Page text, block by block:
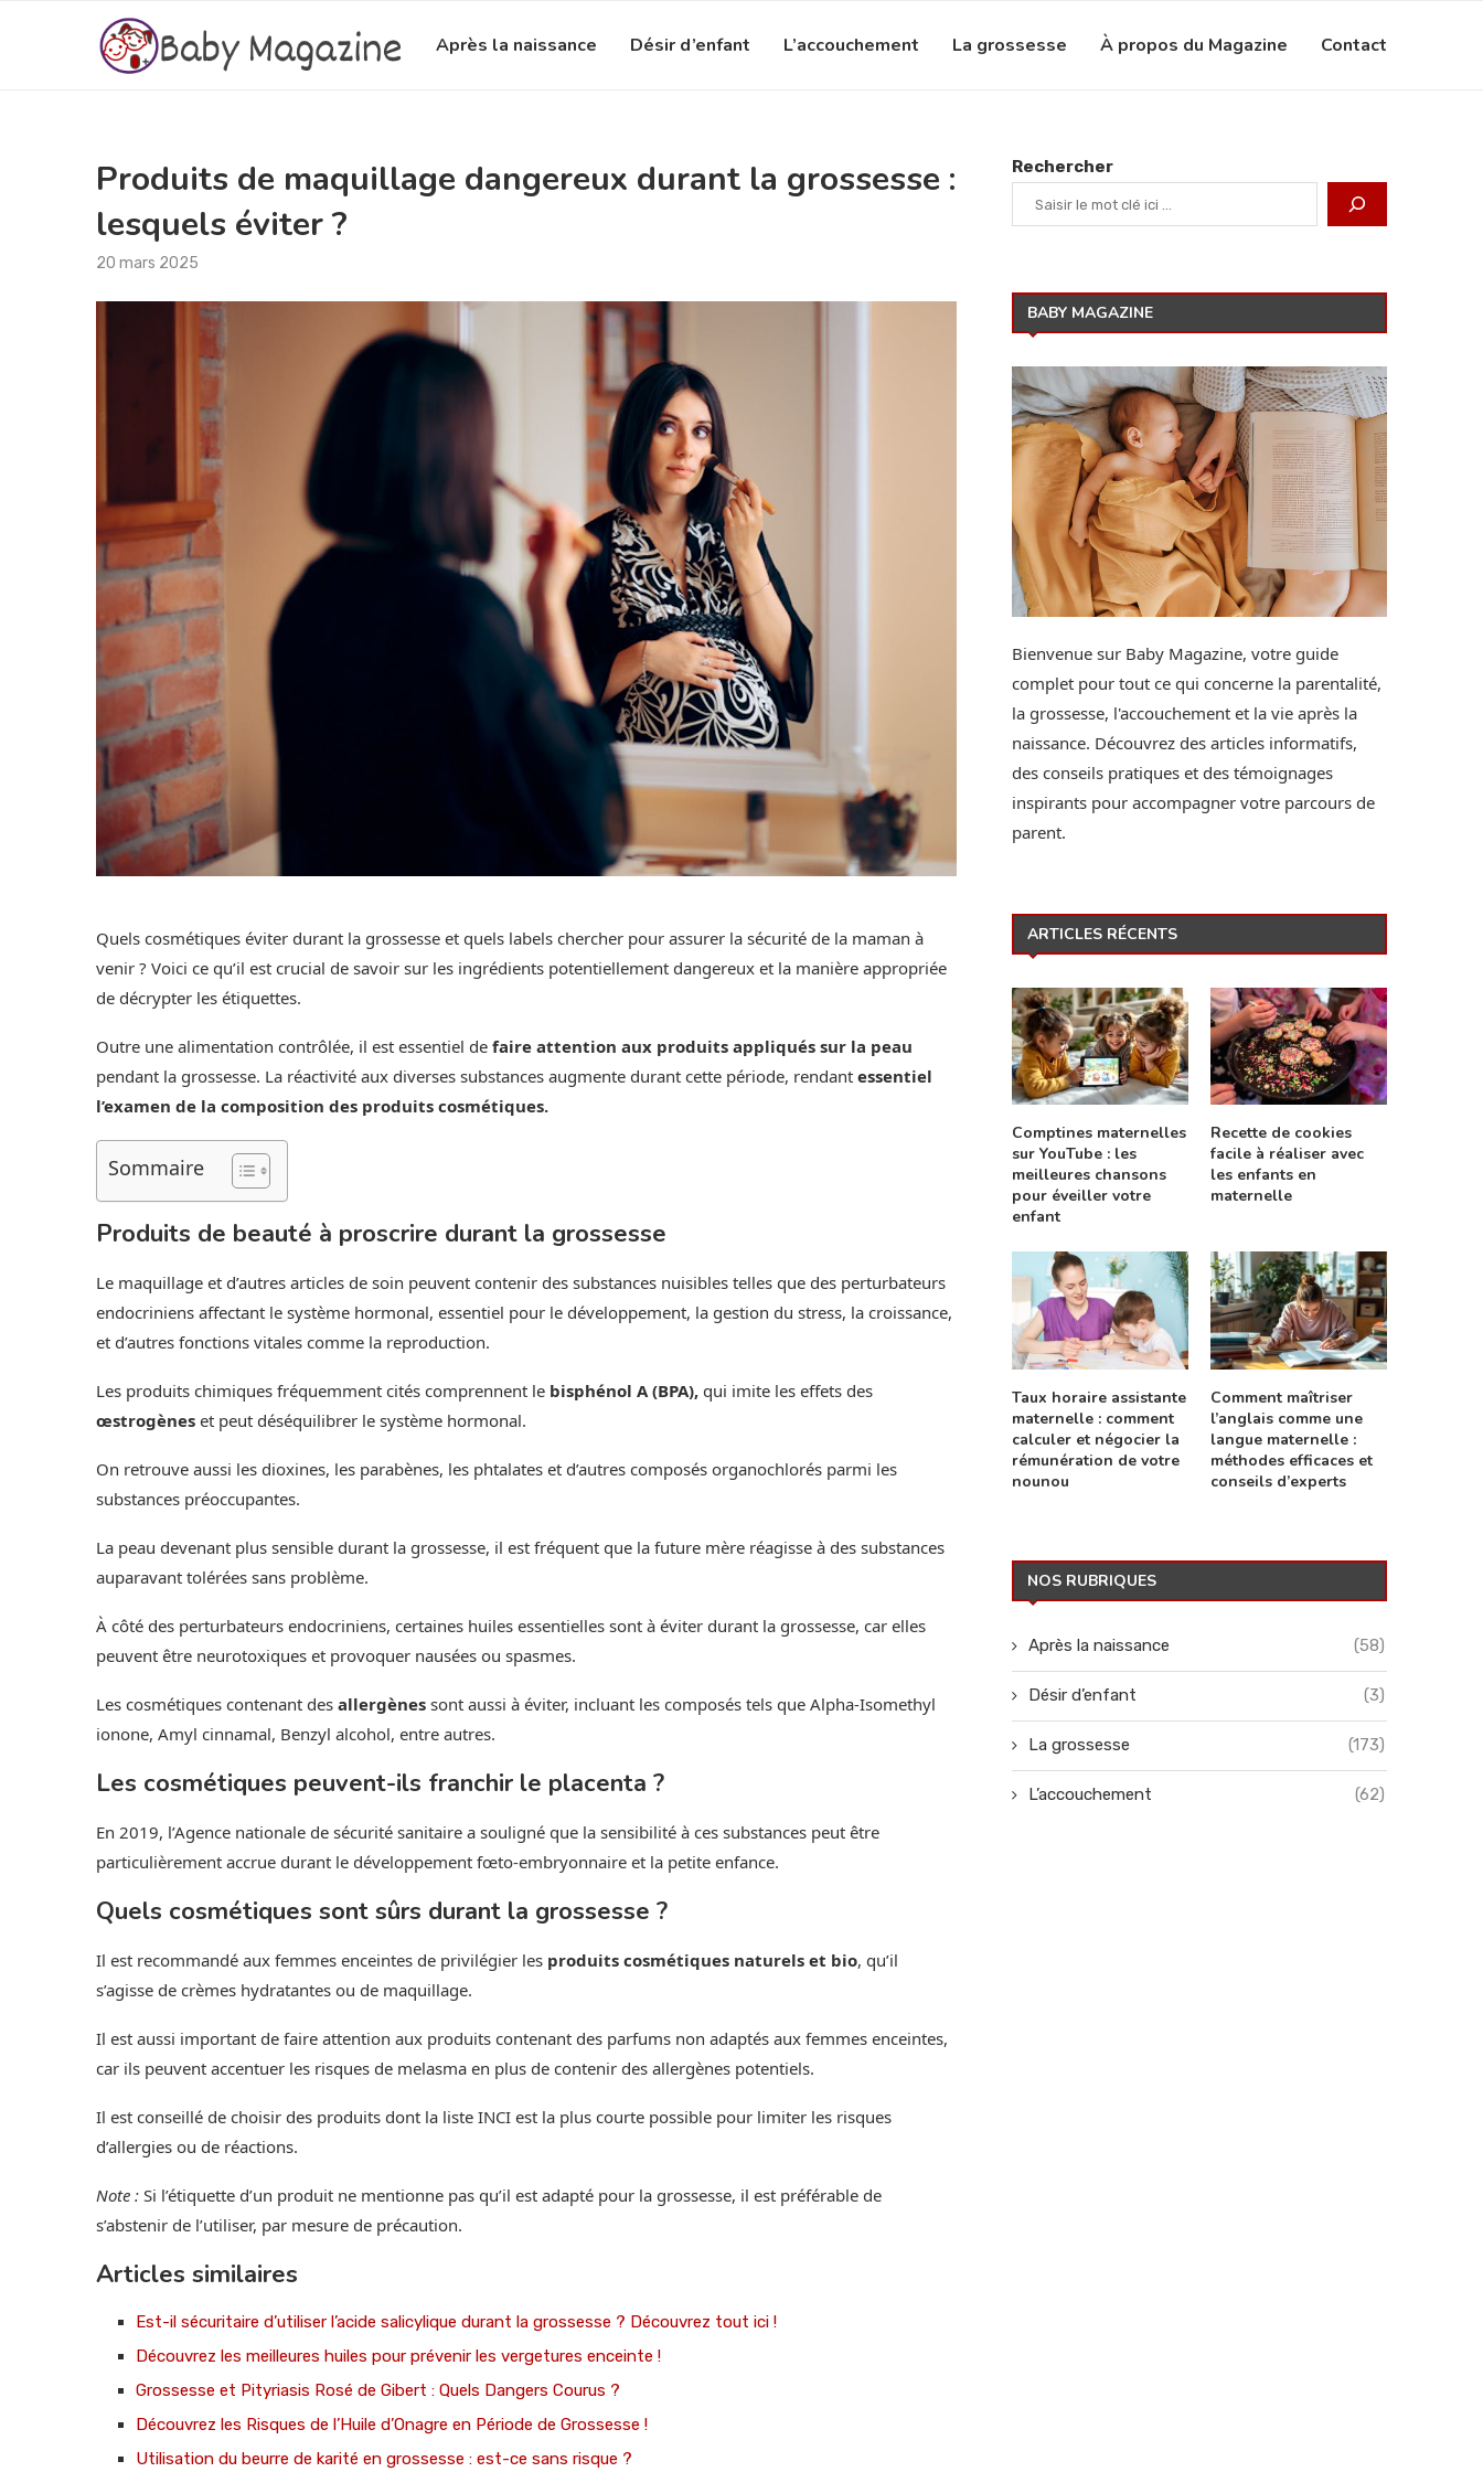
Après la naissance Désir d’enfant L’accouchement La grossesse À propos du Magazine Contact
Produits de maquillage dangereux durant la grossesse :
lesquels éviter ?
20 mars 2025
Quels cosmétiques éviter durant la grossesse et quels labels chercher pour assurer la sécurité de la maman à
venir ? Voici ce qu’il est crucial de savoir sur les ingrédients potentiellement dangereux et la manière appropriée
de décrypter les étiquettes.
Outre une alimentation contrôlée, il est essentiel de faire attention aux produits appliqués sur la peau
pendant la grossesse. La réactivité aux diverses substances augmente durant cette période, rendant essentiel
l’examen de la composition des produits cosmétiques.
Sommaire
Produits de beauté à proscrire durant la grossesse
Le maquillage et d’autres articles de soin peuvent contenir des substances nuisibles telles que des perturbateurs
endocriniens affectant le système hormonal, essentiel pour le développement, la gestion du stress, la croissance,
et d’autres fonctions vitales comme la reproduction.
Les produits chimiques fréquemment cités comprennent le bisphénol A (BPA), qui imite les effets des
œstrogènes et peut déséquilibrer le système hormonal.
On retrouve aussi les dioxines, les parabènes, les phtalates et d’autres composés organochlorés parmi les
substances préoccupantes.
La peau devenant plus sensible durant la grossesse, il est fréquent que la future mère réagisse à des substances
auparavant tolérées sans problème.
À côté des perturbateurs endocriniens, certaines huiles essentielles sont à éviter durant la grossesse, car elles
peuvent être neurotoxiques et provoquer nausées ou spasmes.
Les cosmétiques contenant des allergènes sont aussi à éviter, incluant les composés tels que Alpha-Isomethyl
ionone, Amyl cinnamal, Benzyl alcohol, entre autres.
Les cosmétiques peuvent-ils franchir le placenta ?
En 2019, l’Agence nationale de sécurité sanitaire a souligné que la sensibilité à ces substances peut être
particulièrement accrue durant le développement fœto-embryonnaire et la petite enfance.
Quels cosmétiques sont sûrs durant la grossesse ?
Il est recommandé aux femmes enceintes de privilégier les produits cosmétiques naturels et bio, qu’il
s’agisse de crèmes hydratantes ou de maquillage.
Il est aussi important de faire attention aux produits contenant des parfums non adaptés aux femmes enceintes,
car ils peuvent accentuer les risques de melasma en plus de contenir des allergènes potentiels.
Il est conseillé de choisir des produits dont la liste INCI est la plus courte possible pour limiter les risques
d’allergies ou de réactions.
Note : Si l’étiquette d’un produit ne mentionne pas qu’il est adapté pour la grossesse, il est préférable de
s’abstenir de l’utiliser, par mesure de précaution.
Articles similaires
Est-il sécuritaire d’utiliser l’acide salicylique durant la grossesse ? Découvrez tout ici !
Découvrez les meilleures huiles pour prévenir les vergetures enceinte !
Grossesse et Pityriasis Rosé de Gibert : Quels Dangers Courus ?
Découvrez les Risques de l’Huile d’Onagre en Période de Grossesse !
Utilisation du beurre de karité en grossesse : est-ce sans risque ?
Rechercher
BABY MAGAZINE
Bienvenue sur Baby Magazine, votre guide
complet pour tout ce qui concerne la parentalité,
la grossesse, l'accouchement et la vie après la
naissance. Découvrez des articles informatifs,
des conseils pratiques et des témoignages
inspirants pour accompagner votre parcours de
parent.
ARTICLES RÉCENTS
Comptines maternelles
sur YouTube : les
meilleures chansons
pour éveiller votre
enfant
Recette de cookies
facile à réaliser avec
les enfants en
maternelle
Taux horaire assistante
maternelle : comment
calculer et négocier la
rémunération de votre
nounou
Comment maîtriser
l’anglais comme une
langue maternelle :
méthodes efficaces et
conseils d’experts
NOS RUBRIQUES
Après la naissance (58)
Désir d’enfant (3)
La grossesse (173)
L’accouchement (62)